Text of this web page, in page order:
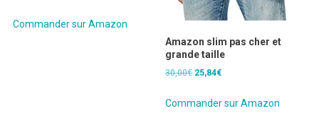
initial actuel
Commander sur Amazon
Amazon slim pas cher et
grande taille
30,00€ Le
initial
25,84€Le
actuel
Commander sur Amazon